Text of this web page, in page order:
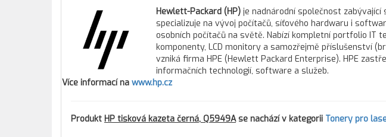
Hewlett-Packard (HP) je nadnárodní společnost
specializuje na vývoj počítačů, síťového hardwaru i
osobních počítačů na světě. Nabízí kompletní portfolio IT
komponenty, LCD monitory a samozřejmě příslušenství
vzniká firma HPE (Hewlett Packard Enterprise). HPE
informačních technologií, software a služeb.
Více informací na www.hp.cz
Produkt HP tisková kazeta černá, Q5949Ase nachází v kategorii Tonery pro